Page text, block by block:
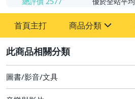
首頁主打 商品分類
家具
圖書/影音/文具